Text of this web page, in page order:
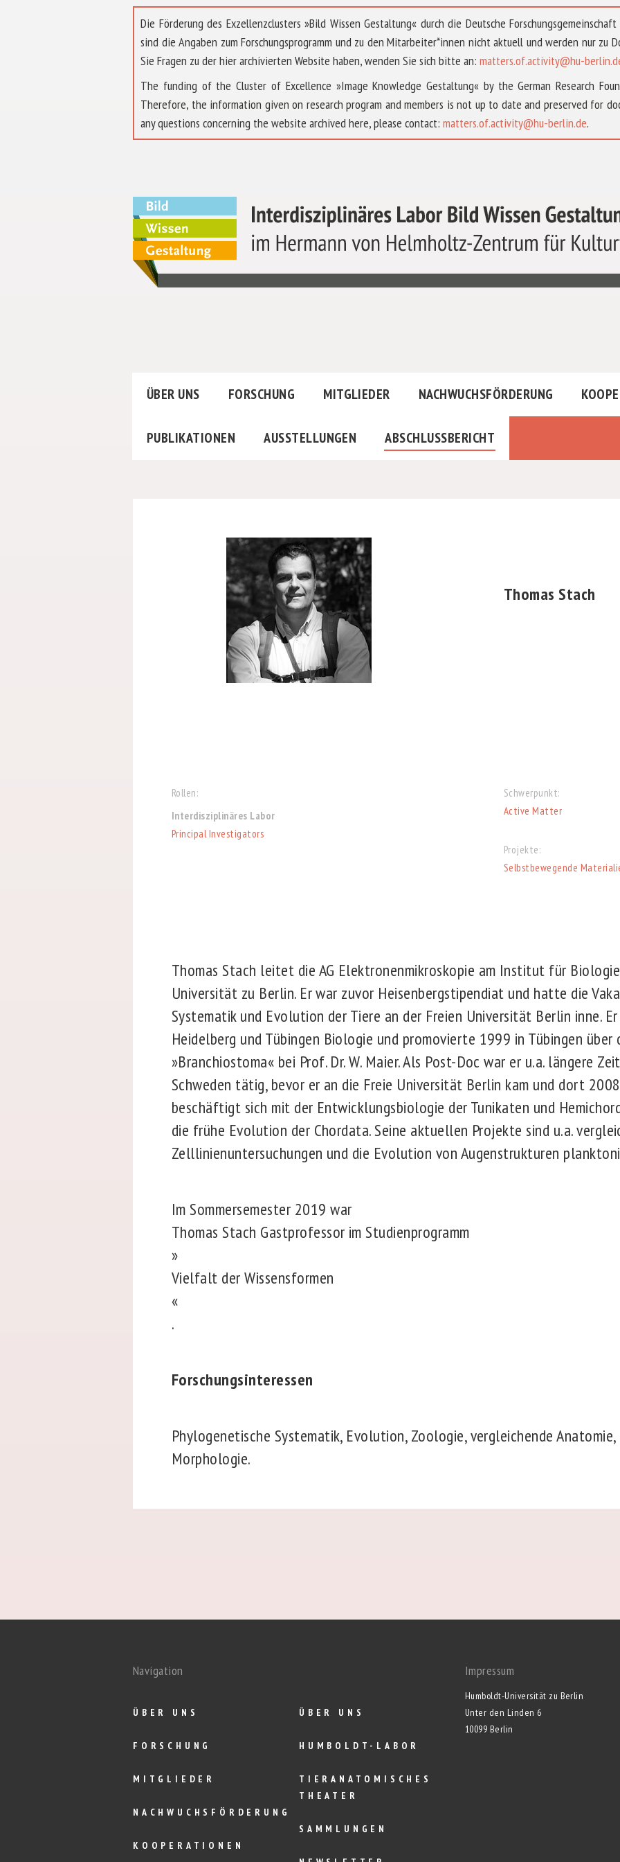
Die Förderung des Exzellenzclusters »Bild Wissen Gestaltung« durch die Deutsche
sind die Angaben zum Forschungsprogramm und zu den Mitarbeiter*innen nicht aktuell und werden nur zu
Sie Fragen zu der hier archivierten Website haben, wenden Sie sich bitte an: matters.of.activity@hu-
The funding of the Cluster of Excellence »Image Knowledge Gestaltung« by the German Research
Therefore, the information given on research program and members is not up to date and preserved for
any questions concerning the website archived here, please contact: matters.of.activity@hu-berlin.de.
ÜBER UNS FORSCHUNG MITGLIEDER NACHWUCHSFÖRDERUNG
PUBLIKATIONEN AUSSTELLUNGEN ABSCHLUSSBERICHT
Thomas Stach
Rollen:
Interdisziplinäres Labor
Principal Investigators
Schwerpunkt:
Active Matter
Projekte:
Selbstbewegende
Thomas Stach leitet die AG Elektronenmikroskopie am Institut für
Universität zu Berlin. Er war zuvor Heisenbergstipendiat und hatte die
Systematik und Evolution der Tiere an der Freien Universität Berlin inne.
Heidelberg und Tübingen Biologie und promovierte 1999 in Tübingen
»Branchiostoma« bei Prof. Dr. W. Maier. Als Post-Doc war er u.a. längere
Schweden tätig, bevor er an die Freie Universität Berlin kam und dort
beschäftigt sich mit der Entwicklungsbiologie der Tunikaten und
die frühe Evolution der Chordata. Seine aktuellen Projekte sind u.a.
Zelllinienuntersuchungen und die Evolution von Augenstrukturen
Im Sommersemester 2019 war
Thomas Stach Gastprofessor im Studienprogramm
»
Vielfalt der Wissensformen
«
.
Forschungsinteressen
Phylogenetische Systematik, Evolution, Zoologie, vergleichende
Morphologie.
Navigation
ÜBER UNS
FORSCHUNG
MITGLIEDER
NACHWUCHSFÖRDERUNG
KOOPERATIONEN
ÜBER UNS
HUMBOLDT-LABOR
TIERANATOMISCHES
THEATER
SAMMLUNGEN
Impressum
Humboldt-Universität zu Berlin
Unter den Linden 6
10099 Berlin